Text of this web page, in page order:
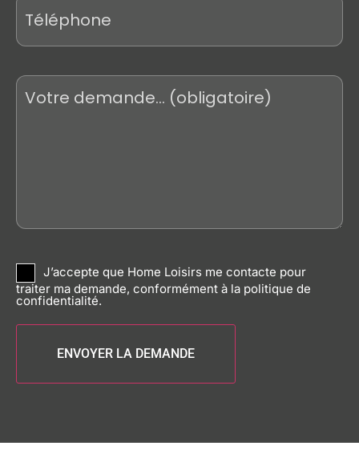
demande
J’accepte que Home Loisirs me contacte pour
traiter ma demande, conformément à la politique de
confidentialité.